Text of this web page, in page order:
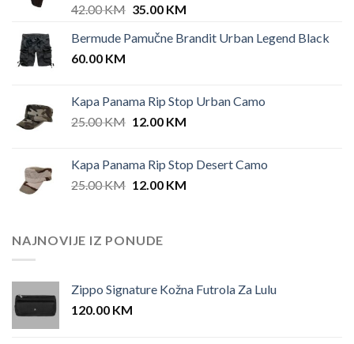
42.00KM Original
was:
35.00 KMCurrent
is:
Bermude Pamučne Brandit Urban Legend Black
60.00 KM
Kapa Panama Rip Stop Urban Camo
25.00KM Original
25.00 KM.
12.00 KMCurrent
12.00 KM.
Kapa Panama Rip Stop Desert Camo
25.00KM Original
25.00 KM.
12.00 KMCurrent
NAJNOVIJE IZ PONUDE
Zippo Signature Kožna Futrola Za Lulu
120.00 KM